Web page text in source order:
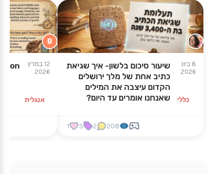
8 ביונ
2026
כללי
שיעור סיכום בלשון- איך שגיאת
כתיב אחת של מלך ירושלים
הקדום עיצבה את המילים
שאנחנו אומרים עד היום?
208
2
3
1
B
12 במרץ
2026
אנגלית